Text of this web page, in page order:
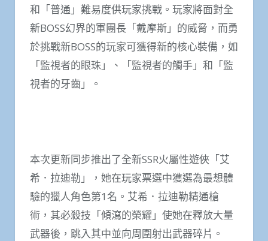
和「普通」難易度供玩家挑戰。玩家將面對全
新BOSS幻界的軍團長「戴摩斯」的威脅，而勇
於挑戰新BOSS的玩家可獲得新的核心裝備，如
「監視者的眼珠」、「監視者的觸手」和「監
視者的牙齒」。
本次更新同步推出了全新SSR火屬性遊俠「艾
希．拉迪勒」，她在玩家票選中獲選為最想體
驗的獵人角色第1名。艾希．拉迪勒精通槍
術，其必殺技「傾瀉的榮耀」使她在釋放大量
武器後，跳入其中並向周圍射出武器碎片。